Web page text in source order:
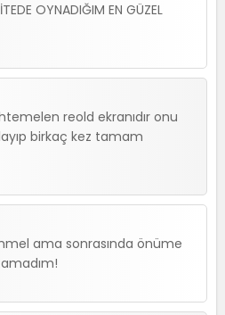
OYNADIĞIM EN GÜZEL
reold ekranıdır onu
birkaç kez tamam
ama sonrasında önüme